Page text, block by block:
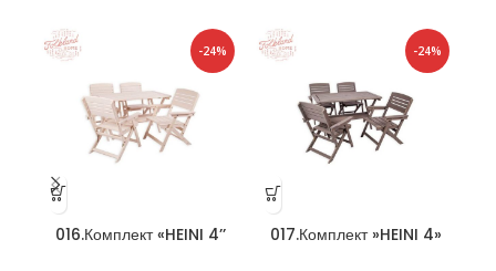
-24%
016.Комплект «HEINI 4’’
-24%
017.Комплект »HEINI 4»